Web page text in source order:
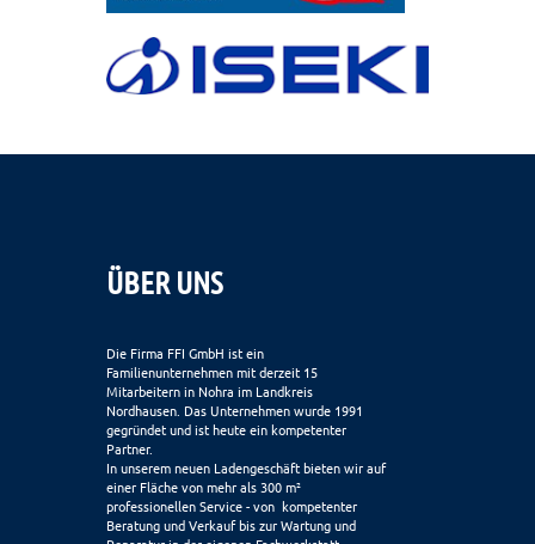
ÜBER UNS
Die Firma FFI GmbH ist ein
Familienunternehmen mit derzeit 15
Mitarbeitern in Nohra im Landkreis
Nordhausen. Das Unternehmen wurde 1991
gegründet und ist heute ein kompetenter
Partner.
In unserem neuen Ladengeschäft bieten wir auf
einer Fläche von mehr als 300 m²
professionellen Service - von kompetenter
Beratung und Verkauf bis zur Wartung und